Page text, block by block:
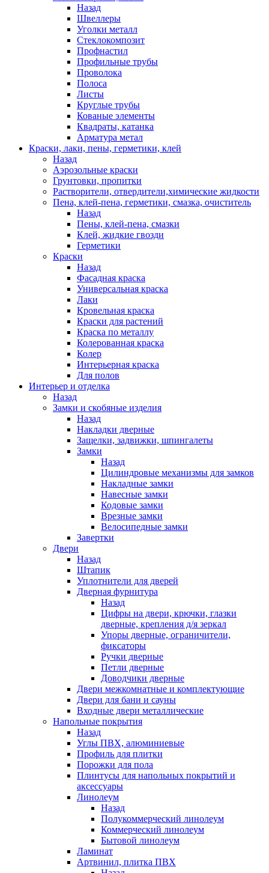
Назад
Швеллеры
Уголки металл
Стеклокомпозит
Профнастил
Профильные трубы
Проволока
Полоса
Листы
Круглые трубы
Кованые элементы
Квадраты, катанка
Арматура метал
Краски, лаки, пены, герметики, клей
Назад
Аэрозольные краски
Грунтовки, пропитки
Растворители, отвердители,химические жидкости
Пена, клей-пена, герметики, смазка, очиститель
Назад
Пены, клей-пена, смазки
Клей, жидкие гвозди
Герметики
Краски
Назад
Фасадная краска
Универсальная краска
Лаки
Кровельная краска
Краски для растений
Краска по металлу
Колерованная краска
Колер
Интерьерная краска
Для полов
Интерьер и отделка
Назад
Замки и скобяные изделия
Назад
Накладки дверные
Защелки, задвижки, шпингалеты
Замки
Назад
Цилиндровые механизмы для замков
Накладные замки
Навесные замки
Кодовые замки
Врезные замки
Велосипедные замки
Завертки
Двери
Назад
Штапик
Уплотнители для дверей
Дверная фурнитура
Назад
Цифры на двери, крючки, глазки
дверные, крепления д/я зеркал
Упоры дверные, ограничители,
фиксаторы
Ручки дверные
Петли дверные
Доводчики дверные
Двери межкомнатные и комплектующие
Двери для бани и сауны
Входные двери металлические
Напольные покрытия
Назад
Углы ПВХ, алюминиевые
Профиль для плитки
Порожки для пола
Плинтусы для напольных покрытий и
аксессуары
Линолеум
Назад
Полукоммерческий линолеум
Коммерческий линолеум
Бытовой линолеум
Ламинат
Артвинил, плитка ПВХ